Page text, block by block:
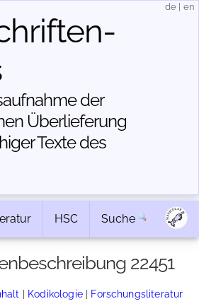
der
Über­lieferung
Texte des
de en
HSC Suche
22451
| Kodikologie| Forschungsliteratur